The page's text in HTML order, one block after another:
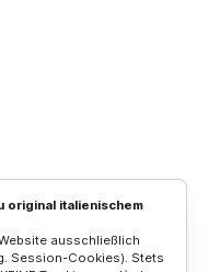
original italienischem
ausschließlich
Session-Cookies). Stets